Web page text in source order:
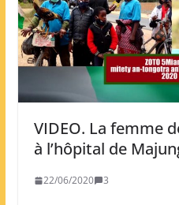
VIDEO. La femme
à l’hôpital de
22/06/2020 3